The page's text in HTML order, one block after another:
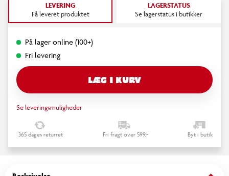
LEVERING
Få leveret produktet
LAGERSTATUS
Se lagerstatus i butikker
På lager online (100+)
Fri levering
LÆG I KURV
Se leveringsmuligheder
365 dages returret Fri fragt over 599,- Byt i butik